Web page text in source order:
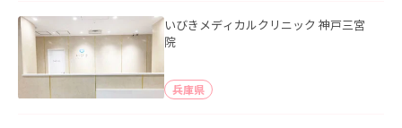
いびきメディカルクリニック 神戸三宮
院
兵庫県